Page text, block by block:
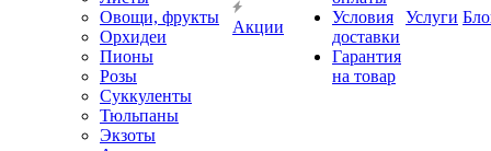
Овощи, фрукты
Орхидеи
Пионы
Розы
Суккуленты
Тюльпаны
Экзоты
Акции
Условия
доставки
Гарантия
на товар
Услуги